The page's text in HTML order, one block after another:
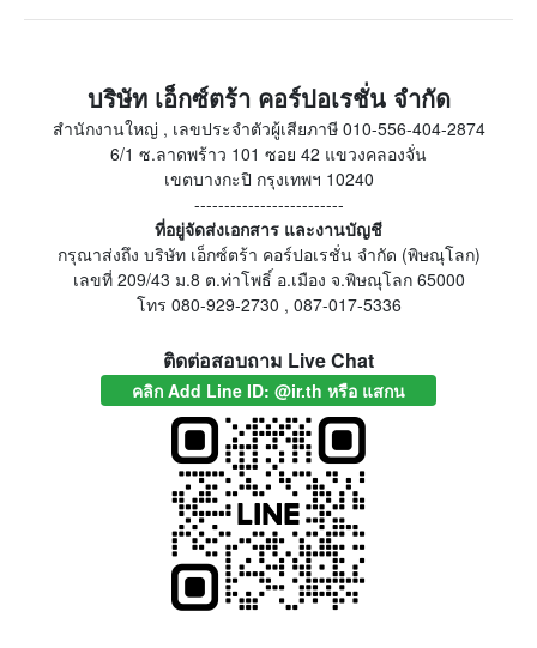
บริษัท เอ็กซ์ตร้า คอร์ปอเรชั่น จำกัด
สำนักงานใหญ่ , เลขประจำตัวผู้เสียภาษี 010-556-404-2874
6/1 ซ.ลาดพร้าว 101 ซอย 42 แขวงคลองจั่น
เขตบางกะปิ กรุงเทพฯ 10240
-------------------------
ที่อยู่จัดส่งเอกสาร และงานบัญชี
กรุณาส่งถึง บริษัท เอ็กซ์ตร้า คอร์ปอเรชั่น จำกัด (พิษณุโลก)
เลขที่ 209/43 ม.8 ต.ท่าโพธิ์ อ.เมือง จ.พิษณุโลก 65000
โทร 080-929-2730 , 087-017-5336
ติดต่อสอบถาม Live Chat
คลิก Add Line ID: @ir.th หรือ แสกน